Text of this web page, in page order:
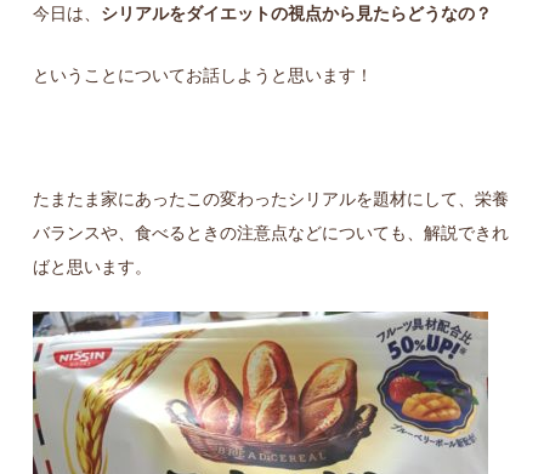
今日は、 シリアルをダイエットの視点から見たらどうなの？
ということについてお話しようと思います！
たまたま家にあったこの変わったシリアルを題材にして、栄養
バランスや、食べるときの注意点などについても、解説できれ
ばと思います。